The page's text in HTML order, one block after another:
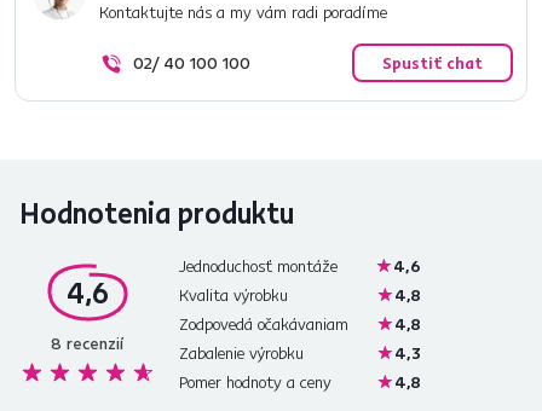
Kontaktujte nás a my vám radi poradíme
02/ 40 100 100 Spustiť chat
Hodnotenia produktu
4,6
8 recenzií
Jednoduchosť montáže
4,6
Kvalita výrobku
4,8
Zodpovedá očakávaniam
4,8
Zabalenie výrobku
4,3
Pomer hodnoty a ceny
4,8